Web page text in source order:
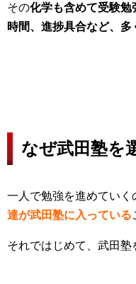
その化学も含めて受験勉
時間、進捗具合など、多
なぜ武田塾を
一人で勉強を進めていく
達が武田塾に入っている
それではじめて、武田塾